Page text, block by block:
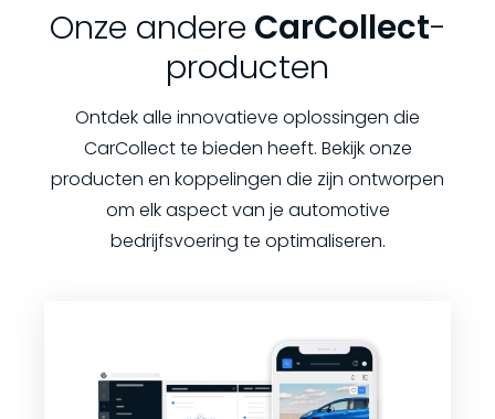
Onze andere CarCollect-
producten
Ontdek alle innovatieve oplossingen die
CarCollect te bieden heeft. Bekijk onze
producten en koppelingen die zijn ontworpen
om elk aspect van je automotive
bedrijfsvoering te optimaliseren.